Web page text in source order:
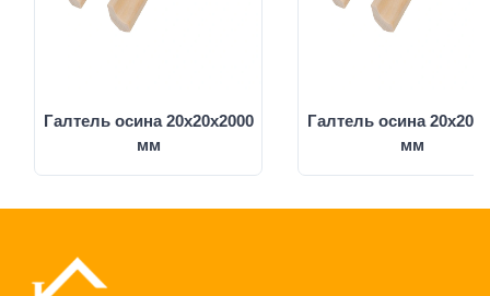
Галтель осина 20x20x2000
мм
Галтель осина
мм